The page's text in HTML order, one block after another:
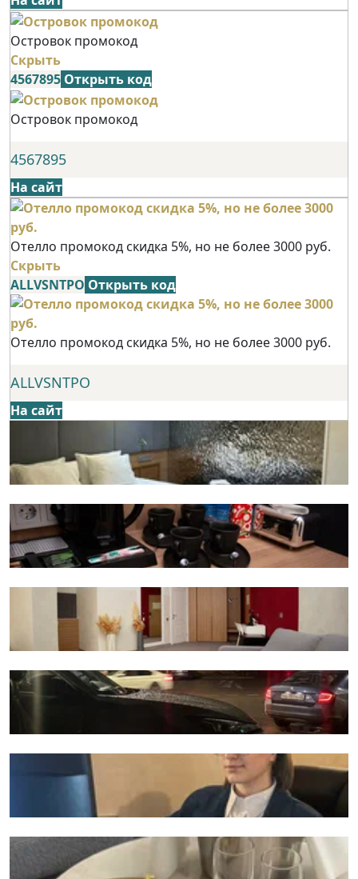
Островок промокод
Скрыть
4567895 Открыть код
Островок промокод
4567895
На сайт
Отелло промокод скидка 5%, но не более 3000 руб.
Скрыть
ALLVSNTPO Открыть код
Отелло промокод скидка 5%, но не более 3000 руб.
ALLVSNTPO
На сайт